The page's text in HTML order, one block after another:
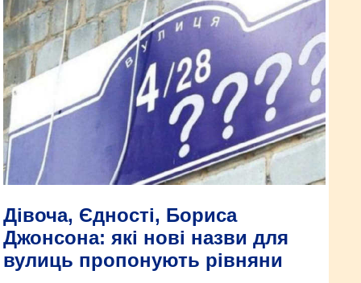
Дівоча, Єдності, Бориса
Джонсона: які нові назви для
вулиць пропонують рівняни